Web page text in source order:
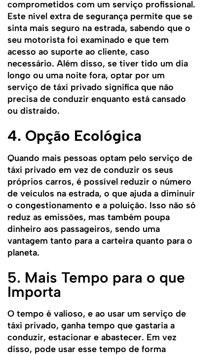
comprometidos com um serviço profissional.
Este nível extra de segurança permite que se
sinta mais seguro na estrada, sabendo que o
seu motorista foi examinado e que tem
acesso ao suporte ao cliente, caso
necessário. Além disso, se tiver tido um dia
longo ou uma noite fora, optar por um
serviço de táxi privado significa que não
precisa de conduzir enquanto está cansado
ou distraído.
4. Opção Ecológica
Quando mais pessoas optam pelo serviço de
táxi privado em vez de conduzir os seus
próprios carros, é possível reduzir o número
de veículos na estrada, o que ajuda a diminuir
o congestionamento e a poluição. Isso não só
reduz as emissões, mas também poupa
dinheiro aos passageiros, sendo uma
vantagem tanto para a carteira quanto para o
planeta.
5. Mais Tempo para o que
Importa
O tempo é valioso, e ao usar um serviço de
táxi privado, ganha tempo que gastaria a
conduzir, estacionar e abastecer. Em vez
disso, pode usar esse tempo de forma